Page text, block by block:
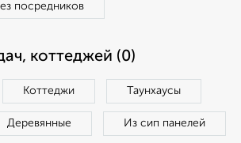
посредников
коттеджей (0)
Коттеджи Таунхаусы
Деревянные Из сип панелей